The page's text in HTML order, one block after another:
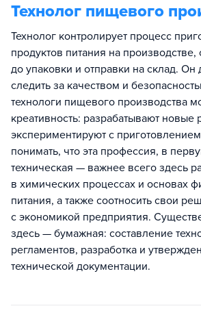
Технолог пищевого
Технолог контролирует процесс
продуктов питания на производстве,
до упаковки и отправки на склад. Он
следить за качеством и
технологи пищевого производства
креативность: разрабатывают новые
экспериментируют с
понимать, что эта профессия, в
техническая — важнее всего здесь
в химических процессах и основах
питания, а также соотносить свои
с экономикой предприятия.
здесь — бумажная: составление
регламентов, разработка и
технической документации.